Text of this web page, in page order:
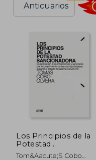
Anticuarios
Los Principios de la
Potestad
Sancionadora
Tom&Aacute;S Cobo